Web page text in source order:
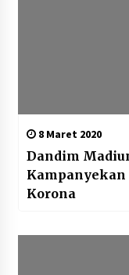
8 Maret 2020
Dandim
Kampanyekan
Korona